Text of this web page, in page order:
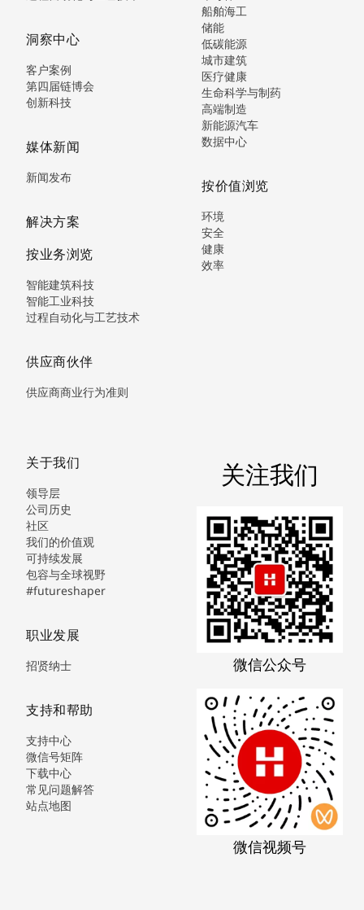
洞察中心
客户案例
第四届链博会
创新科技
媒体新闻
新闻发布
解决方案
按业务浏览
智能建筑科技
智能工业科技
过程自动化与工艺技术
供应商伙伴
供应商商业行为准则
船舶海工
储能
低碳能源
城市建筑
医疗健康
生命科学与制药
高端制造
新能源汽车
数据中心
按价值浏览
环境
安全
健康
效率
关于我们
领导层
公司历史
社区
我们的价值观
可持续发展
包容与全球视野
#futureshaper
职业发展
招贤纳士
支持和帮助
支持中心
微信号矩阵
下载中心
常见问题解答
站点地图
关注我们
微信公众号
微信视频号